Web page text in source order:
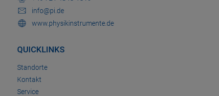
info@pi.de
www.physikinstrumente.de
QUICKLINKS
Standorte
Kontakt
Service